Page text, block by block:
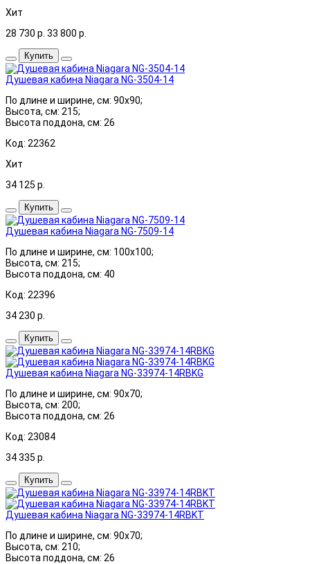
Хит
28 730 р. 33 800 р.
Купить
Душевая кабина Niagara NG-3504-14
По длине и ширине, см: 90x90;
Высота, см: 215;
Высота поддона, см: 26
Код: 22362
Хит
34 125 р.
Купить
Душевая кабина Niagara NG-7509-14
По длине и ширине, см: 100x100;
Высота, см: 215;
Высота поддона, см: 40
Код: 22396
34 230 р.
Купить
Душевая кабина Niagara NG-33974-14RBKG
По длине и ширине, см: 90x70;
Высота, см: 200;
Высота поддона, см: 26
Код: 23084
34 335 р.
Купить
Душевая кабина Niagara NG-33974-14RBKT
По длине и ширине, см: 90x70;
Высота, см: 210;
Высота поддона, см: 26